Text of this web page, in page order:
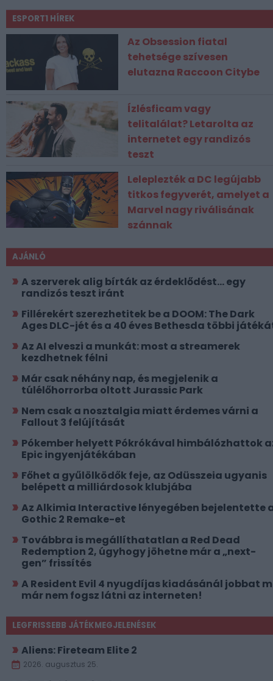
ESPORT1 HÍREK
Az Obsession fiatal
tehetsége szívesen
elutazna Raccoon Citybe
Ízlésficam vagy
telitalálat? Letarolta az
internetet egy randizós
teszt
Leleplezték a DC legújabb
titkos fegyverét, amelyet a
Marvel nagy riválisának
szánnak
AJÁNLÓ
A szerverek alig bírták az érdeklődést... egy
randizós teszt iránt
Fillérekért szerezhetitek be a DOOM: The Dark
Ages DLC-jét és a 40 éves Bethesda többi
Az AI elveszi a munkát: most a streamerek
kezdhetnek félni
Már csak néhány nap, és megjelenik a
túlélőhorrorba oltott Jurassic Park
Nem csak a nosztalgia miatt érdemes várni a
Fallout 3 felújítását
Pókember helyett Pókrókával himbálózhattok
Epic ingyenjátékában
Főhet a gyűlölködők feje, az Odüsszeia ugyanis
belépett a milliárdosok klubjába
Az Alkimia Interactive lényegében bejelentette
Gothic 2 Remake-et
Továbbra is megállíthatatlan a Red Dead
Redemption 2, úgyhogy jöhetne már a „next-
gen” frissítés
A Resident Evil 4 nyugdíjas kiadásánál jobbat
már nem fogsz látni az interneten!
LEGFRISSEBB JÁTÉKMEGJELENÉSEK
Aliens: Fireteam Elite 2
2026. augusztus 25.